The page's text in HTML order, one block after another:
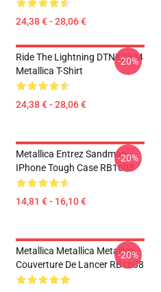
24,38 € - 28,06 €
Ride The Lightning DTNK2304
Metallica T-Shirt
24,38 € - 28,06 €
-20%
Metallica Entrez Sandman
IPhone Tough Case RB1608
14,81 € - 16,10 €
-20%
Metallica Metallica Metallica
Couverture De Lancer RB1608
-20%